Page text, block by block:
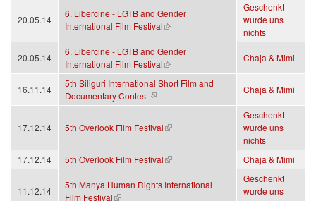
20.05.14
6. Libercine - LGTB and Gender
International Film Festival
(Link ist extern)
Geschenkt
wurde uns
nichts
20.05.14
6. Libercine - LGTB and Gender
International Film Festival
(Link ist extern)
Chaja & Mimi
16.11.14
5th Siliguri International Short Film and
Documentary Contest
(Link ist extern)
Chaja & Mimi
17.12.14 5th Overlook Film Festival
(Link ist extern)
Geschenkt
wurde uns
nichts
17.12.14
5th Overlook Film Festival
(Link ist extern) Chaja & Mimi
11.12.14
5th Manya Human Rights International
Film Festival
(Link ist extern)
Geschenkt
wurde uns